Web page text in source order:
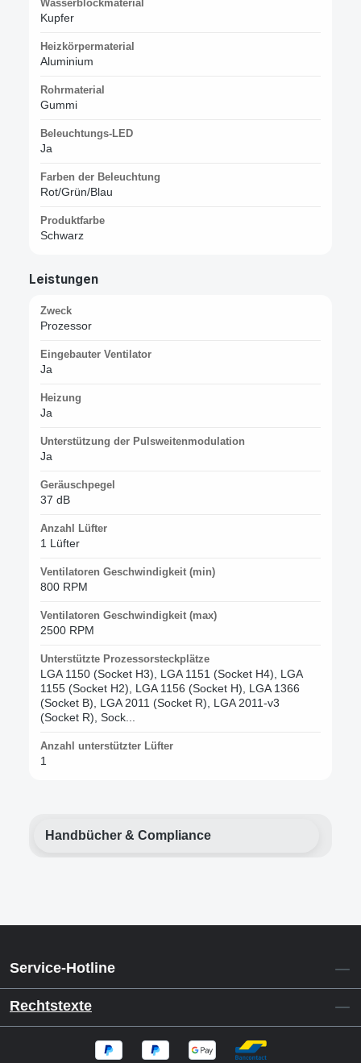
Wasserblockmaterial
Kupfer
Heizkörpermaterial
Aluminium
Rohrmaterial
Gummi
Beleuchtungs-LED
Ja
Farben der Beleuchtung
Rot/Grün/Blau
Produktfarbe
Schwarz
Leistungen
Zweck
Prozessor
Eingebauter Ventilator
Ja
Heizung
Ja
Unterstützung der Pulsweitenmodulation
Ja
Geräuschpegel
37 dB
Anzahl Lüfter
1 Lüfter
Ventilatoren Geschwindigkeit (min)
800 RPM
Ventilatoren Geschwindigkeit (max)
2500 RPM
Unterstützte Prozessorsteckplätze
LGA 1150 (Socket H3), LGA 1151 (Socket H4), LGA
1155 (Socket H2), LGA 1156 (Socket H), LGA 1366
(Socket B), LGA 2011 (Socket R), LGA 2011-v3
(Socket R), Sock...
Anzahl unterstützter Lüfter
1
Handbücher & Compliance
Service-Hotline
Rechtstexte